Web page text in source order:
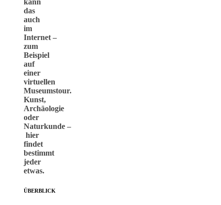
das
auch
im
Internet –
zum
Beispiel
auf
einer
virtuellen
Museumstour.
Kunst,
Archäologie
oder
Naturkunde –
hier
findet
bestimmt
jeder
etwas.
ÜBERBLICK